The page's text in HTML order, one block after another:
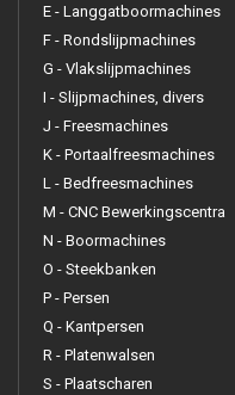
E - Langgatboormachines
F - Rondslijpmachines
G - Vlakslijpmachines
I - Slijpmachines, divers
J - Freesmachines
K - Portaalfreesmachines
L - Bedfreesmachines
M - CNC Bewerkingscentra
N - Boormachines
O - Steekbanken
P - Persen
Q - Kantpersen
R - Platenwalsen
S - Plaatscharen